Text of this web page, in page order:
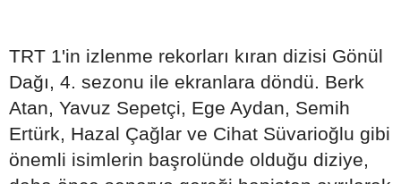
TRT 1'in izlenme rekorları kıran dizisi Gönül
Dağı, 4. sezonu ile ekranlara döndü. Berk
Atan, Yavuz Sepetçi, Ege Aydan, Semih
Ertürk, Hazal Çağlar ve Cihat Süvarioğlu gibi
önemli isimlerin başrolünde olduğu diziye,